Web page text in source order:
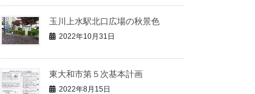
玉川上水駅北口広場の秋景色
2022年10月31日
東大和市第５次基本計画
2022年8月15日